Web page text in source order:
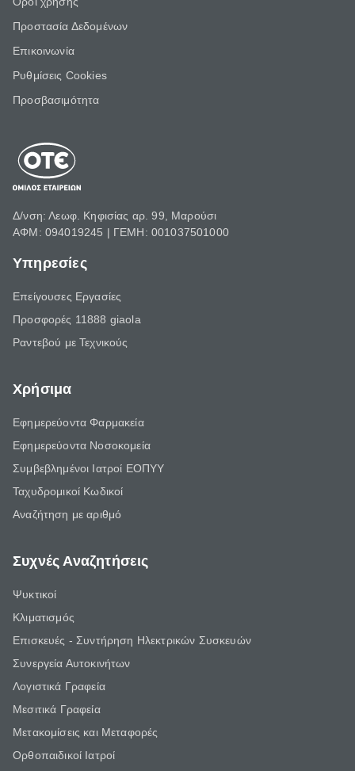
Προστασία Δεδομένων
Επικοινωνία
Ρυθμίσεις Cookies
Προσβασιμότητα
Δ/νση: Λεωφ. Κηφισίας αρ. 99, Μαρούσι
ΑΦΜ: 094019245 | ΓΕΜΗ: 001037501000
Υπηρεσίες
Επείγουσες Εργασίες
Προσφορές 11888 giaola
Ραντεβού με Τεχνικούς
Χρήσιμα
Εφημερεύοντα Φαρμακεία
Εφημερεύοντα Νοσοκομεία
Συμβεβλημένοι Ιατροί ΕΟΠΥΥ
Ταχυδρομικοί Κωδικοί
Αναζήτηση με αριθμό
Συχνές Αναζητήσεις
Ψυκτικοί
Κλιματισμός
Επισκευές - Συντήρηση Ηλεκτρικών Συσκευών
Συνεργεία Αυτοκινήτων
Λογιστικά Γραφεία
Μεσιτικά Γραφεία
Μετακομίσεις και Μεταφορές
Ορθοπαιδικοί Ιατροί